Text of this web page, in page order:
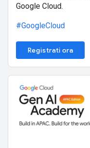
Google Cloud.
#GoogleCloud
Registrati ora